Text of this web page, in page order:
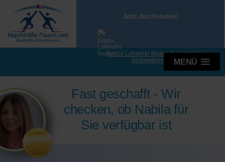
Jetzt durchstarten!
Gratis Lehrer/in finden & kostenlos
kennenlernen
MENÜ
Fast geschafft - Wir
checken, ob Nabila für
Sie verfügbar ist